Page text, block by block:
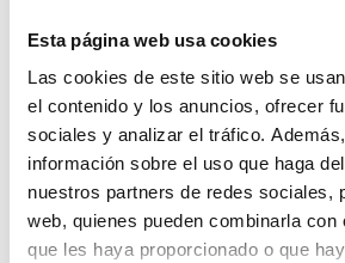
Esta página web usa cookies
Las cookies de este sitio web se
el contenido y los anuncios, ofrecer
sociales y analizar el tráfico.
información sobre el uso que haga
nuestros partners de redes sociales,
web, quienes pueden combinarla con
que les haya proporcionado o que
Optar por espacios diáfanos
Seguridad contra Incendios (DB-SI)
El DB SI,pretende evitar la posibilidad de
por medio de las fachadas de las viviendas
de las personas. Esta solución se enfoca en
fuego, a partir de mejoras en los sistemas